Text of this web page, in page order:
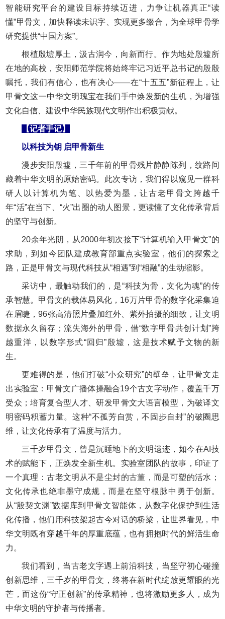
智能研究平台的建设目标持续迈进，力争让机器真正“读
懂”甲骨文，加快释读未识字、实现更多缀合，为全球甲骨学
研究提供“中国方案”。
根植殷墟厚土，汲古润今，向新而行。作为地处殷墟所
在地的高校，安阳师范学院将始终牢记习近平总书记的殷殷
嘱托，我们有信心，也有决心——在“十五五”新征程上，让
甲骨文这一中华文明瑰宝在我们手中焕发新的生机，为增强
文化自信、建设中华民族现代文明作出积极贡献。
【记者手记】
以科技为钥 启甲骨新生
漫步安阳殷墟，三千年前的甲骨残片静静陈列，纹路间
藏着中华文明的原始密码。此次专访，我们得以窥见一群科
研人以计算机为笔、以热爱为墨，让古老甲骨文跨越千
年“活”在当下、“火”出圈的动人图景，更读懂了文化传承背后
的坚守与创新。
20余年光阴，从2000年初次接下“计算机输入甲骨文”的
求助，到如今团队建成教育部重点实验室，他们的探索之
路，正是甲骨文与现代科技从“相遇”到“相融”的生动缩影。
采访中，最触动我们的，是“科技为骨，文化为魂”的传
承智慧。甲骨文的载体易风化，16万片甲骨的数字化采集迫
在眉睫，96张高清照片叠加红外、紫外拍摄的细致，让文明
数据永久留存；流失海外的甲骨，借“数字甲骨共创计划”跨
越重洋，以数字形式“回归”殷墟，这是技术赋予文物的新
生。
更难得的是，他们打破“小众研究”的壁垒，让甲骨文走
出实验室：甲骨文广播体操融合19个古文字动作，覆盖千万
受众；培育复合型人才、研发甲骨文大语言模型，为破译文
明密码积蓄力量。这种“不孤芳自赏，不固步自封”的破圈思
维，让文化传承有了温度与活力。
三千岁甲骨文，曾是沉睡地下的文明遗迹，如今在AI技
术的赋能下，正焕发全新生机。实验室团队的故事，印证了
一个真理：古老文明从不是尘封的古董，而是可塑的活水；
文化传承也绝非墨守成规，而是在坚守根脉中勇于创新。
从“殷契文渊”数据库到甲骨文智能体，从数字化保护到生活
化传播，他们用科技架起古今对话的桥梁，让世界看见，中
华文明既有穿越千年的厚重底蕴，也有拥抱时代的鲜活生命
力。
我们看到，当古老文字遇上前沿科技，当坚守初心碰撞
创新思维，三千岁的甲骨文，终将在新时代绽放更耀眼的光
芒，而这份“守正创新”的传承精神，也将激励更多人，成为
中华文明的守护者与传播者。